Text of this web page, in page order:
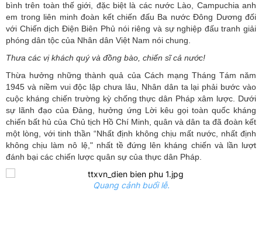
bình trên toàn thế giới, đặc biệt là các nước Lào, Campuchia anh
em trong liên minh đoàn kết chiến đấu Ba nước Đông Dương đối
với Chiến dịch Điện Biên Phủ nói riêng và sự nghiệp đấu tranh giải
phóng dân tộc của Nhân dân Việt Nam nói chung.
Thưa các vị khách quý và đồng bào, chiến sĩ cả nước!
Thừa hưởng những thành quả của Cách mạng Tháng Tám năm
1945 và niềm vui độc lập chưa lâu, Nhân dân ta lại phải bước vào
cuộc kháng chiến trường kỳ chống thực dân Pháp xâm lược. Dưới
sự lãnh đạo của Đảng, hưởng ứng Lời kêu gọi toàn quốc kháng
chiến bất hủ của Chủ tịch Hồ Chí Minh, quân và dân ta đã đoàn kết
một lòng, với tinh thần “Nhất định không chịu mất nước, nhất định
không chịu làm nô lệ," nhất tề đứng lên kháng chiến và lần lượt
đánh bại các chiến lược quân sự của thực dân Pháp.
Quang cảnh buổi lễ.